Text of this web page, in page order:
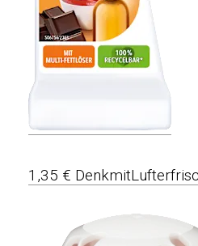
1,35 €